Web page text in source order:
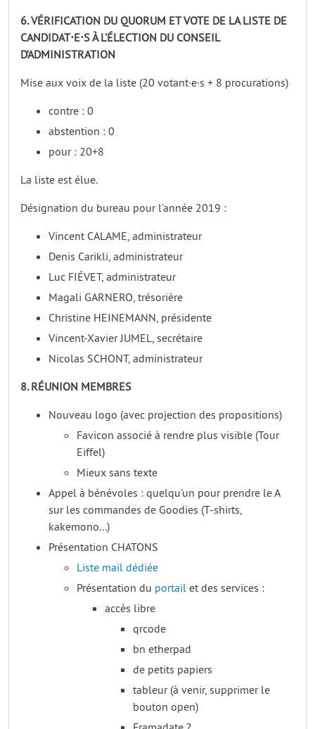
6. VÉRIFICATION DU QUORUM ET VOTE DE LA LISTE DE
CANDIDAT⋅E⋅S À L’ÉLECTION DU CONSEIL
D’ADMINISTRATION
Mise aux voix de la liste (20 votant·e·s + 8 procurations)
contre : 0
abstention : 0
pour : 20+8
La liste est élue.
Désignation du bureau pour l’année 2019 :
Vincent CALAME, administrateur
Denis Carikli, administrateur
Luc FIÉVET, administrateur
Magali GARNERO, trésorière
Christine HEINEMANN, présidente
Vincent-Xavier JUMEL, secrétaire
Nicolas SCHONT, administrateur
8. RÉUNION MEMBRES
Nouveau logo (avec projection des propositions)
Favicon associé à rendre plus visible (Tour
Eiffel)
Mieux sans texte
Appel à bénévoles : quelqu’un pour prendre le A
sur les commandes de Goodies (T-shirts,
kakemono...)
Présentation CHATONS
Liste mail dédiée
Présentation du portail et des services :
accès libre
qrcode
bn etherpad
de petits papiers
tableur (à venir, supprimer le
bouton open)